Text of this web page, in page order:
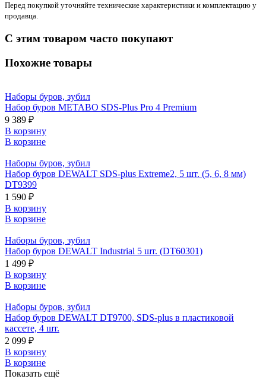
Перед покупкой уточняйте технические характеристики и комплектацию у
продавца.
С этим товаром часто покупают
Похожие товары
Наборы буров, зубил
Набор буров METABO SDS-Plus Pro 4 Premium
9 389 ₽
В корзину
В корзине
Наборы буров, зубил
Набор буров DEWALT SDS-plus Extreme2, 5 шт. (5, 6, 8 мм)
DT9399
1 590 ₽
В корзину
В корзине
Наборы буров, зубил
Набор буров DEWALT Industrial 5 шт. (DT60301)
1 499 ₽
В корзину
В корзине
Наборы буров, зубил
Набор буров DEWALT DT9700, SDS-plus в пластиковой
кассете, 4 шт.
2 099 ₽
В корзину
В корзине
Показать ещё